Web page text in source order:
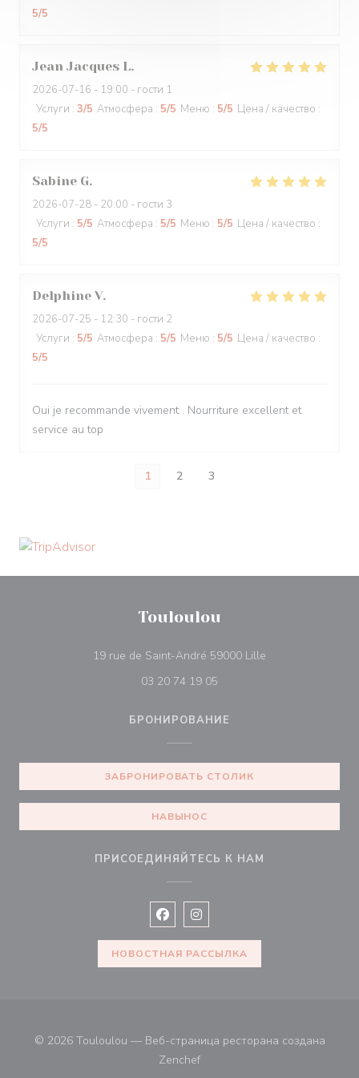
5/5
Jean Jacques L
2026-07-16 - 19:00 - гости 1
Услуги : 3/5 Атмосфера : 5/5 Меню : 5/5 Цена / качество :
5/5
Sabine G
2026-07-28 - 20:00 - гости 3
Услуги : 5/5 Атмосфера : 5/5 Меню : 5/5 Цена / качество :
5/5
Delphine V
2026-07-25 - 12:30 - гости 2
Услуги : 5/5 Атмосфера : 5/5 Меню : 5/5 Цена / качество :
5/5
Oui je recommande vivement . Nourriture excellent et
service au top
1 2 3
Touloulou
19 rue de Saint-André 59000 Lille
03 20 74 19 05
БРОНИРОВАНИЕ
ЗАБРОНИРОВАТЬ СТОЛИК
НАВЫНОС
ПРИСОЕДИНЯЙТЕСЬ К НАМ
Facebook ((открывается в новом
Instagram ((открывается в
НОВОСТНАЯ РАССЫЛКА
© 2026 Touloulou — Веб-страница ресторана создана
Zenchef((открывается в новом окне))